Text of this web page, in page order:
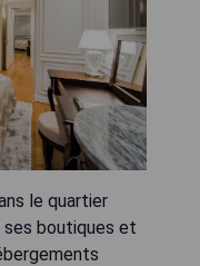
le quartier
ses boutiques et